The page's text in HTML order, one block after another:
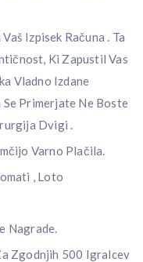
Izpisek Računa . Ta
Ki Zapustil Vas
Vladno Izdane
Primerjate Ne Boste
Dvigi .
Varno Plačila.
, Loto
Nagrade.
Zgodnjih 500 Igralcev